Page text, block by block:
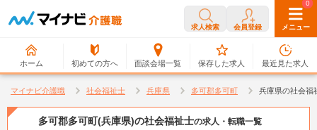
求人検索 会員登録 メニュー
ホーム 初めての方へ 面談会場一覧
0
保存した求人
0
最近見た求人
マイナビ介護職 社会福祉士 兵庫県 多可郡多可町 兵庫県の社会福
多可郡多可町(兵庫県)の社会福祉士の求人・転職一覧